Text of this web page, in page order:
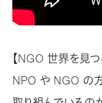
【NGO 世界を見つ
NPO や NGO の